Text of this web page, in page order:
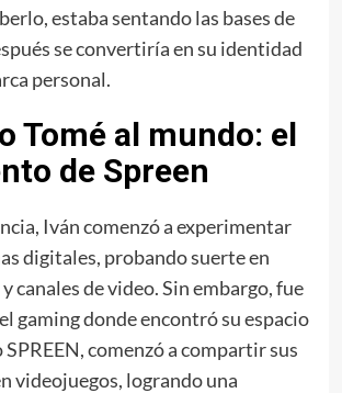
estaba sentando las bases de
se convertiría en su identidad
personal.
Tomé al mundo: el
de Spreen
Iván comenzó a experimentar
digitales, probando suerte en
canales de video. Sin embargo, fue
gaming donde encontró su espacio
comenzó a compartir sus
videojuegos, logrando una